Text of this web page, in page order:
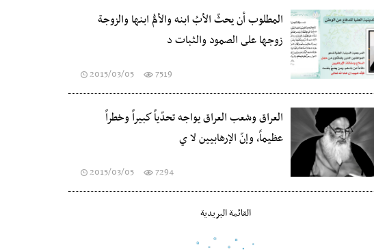
المطلوب أن يحثّ الأبُ ابنه والأمُّ ابنها والزوجة
زوجها على الصمود والثبات د
2015/03/05 7519
العراق وشعب العراق يواجه تحدّياً كبيراً وخطراً
عظيماً، وإنّ الإرهابيين لا ي
2015/03/05 7294
القائمة البريدية